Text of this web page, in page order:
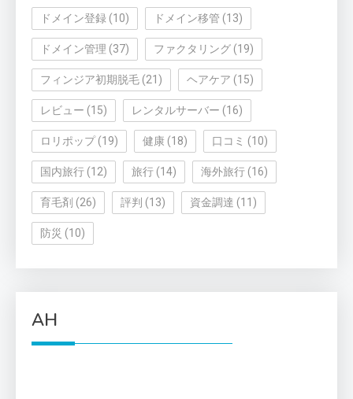
ドメイン登録 (10) ドメイン移管 (13)
ドメイン管理 (37) ファクタリング (19)
フィンジア初期脱毛 (21) ヘアケア (15)
レビュー (15) レンタルサーバー (16)
ロリポップ(19) 健康 (18) 口コミ (10)
国内旅行 (12) 旅行 (14) 海外旅行 (16)
育毛剤 (26) 評判 (13) 資金調達 (11)
防災 (10)
AH